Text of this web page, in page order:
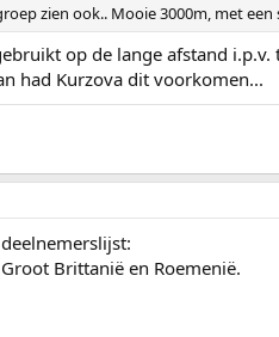
zien ook.. Mooie 3000m, met een
op de lange afstand
had Kurzova dit voorkomen...
Brittanië en Roemenië.